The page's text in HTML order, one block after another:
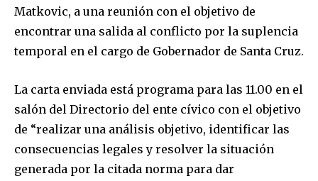
Matkovic, a una reunión con el objetivo de
encontrar una salida al conflicto por la suplencia
temporal en el cargo de Gobernador de Santa Cruz.
La carta enviada está programa para las 11.00 en el
salón del Directorio del ente cívico con el objetivo
de “realizar una análisis objetivo, identificar las
consecuencias legales y resolver la situación
generada por la citada norma para dar